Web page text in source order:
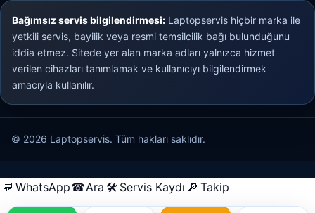
Bağımsız servis bilgilendirmesi: Laptopservis hiçbir marka ile
yetkili servis, bayilik veya resmi temsilcilik bağı bulunduğunu
iddia etmez. Sitede yer alan marka adları yalnızca hizmet
verilen cihazları tanımlamak ve kullanıcıyı bilgilendirmek
amacıyla kullanılır.
© 2026 Laptopservis. Tüm hakları saklıdır.
💬 WhatsApp☎Ara 🛠 Servis Kaydı 🔎 Takip